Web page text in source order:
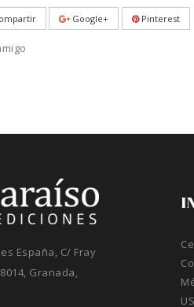
Google+ Pinterest
España, C/ Fray
Granada,